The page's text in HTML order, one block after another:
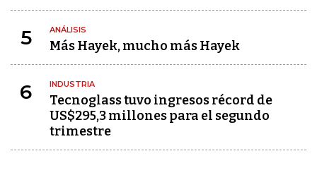
5 ANÁLISIS
Más Hayek, mucho más Hayek
6 INDUSTRIA
Tecnoglass tuvo ingresos récord de
US$295,3 millones para el segundo
trimestre